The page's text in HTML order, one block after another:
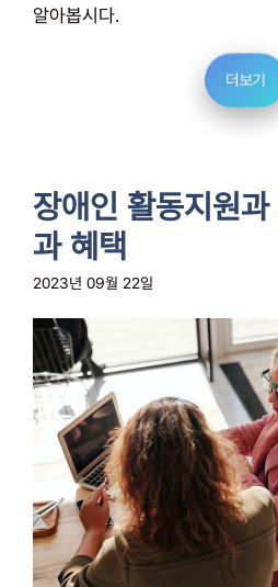
알아봅시다.
더보기
장애인 활동지원
과 혜택
2023년 09월 22일